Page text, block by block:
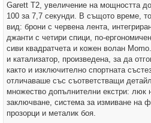
Garett T2, увеличение на мощността
100 за 7,7 секунди. В същото време,
вид: брони с червена лента,
джанти с четири спици, по-
сиви квадратчета и кожен волан
и катализатор, произведена, за да
както и изключително спортната
отличаваше със съответстващи
множество допълнителни екстри: люк
заключване, система за измиване на
прозорци и металик боя.